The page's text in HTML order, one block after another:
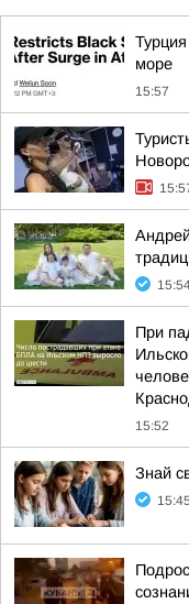
море
15:57
При
15:52
Знай
15:45